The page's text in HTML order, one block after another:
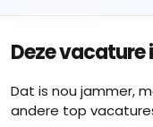
Deze vacature
Dat is nou jammer,
andere top